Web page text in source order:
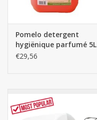
Pomelo detergent
hygiënique parfumé 5L
€29,56